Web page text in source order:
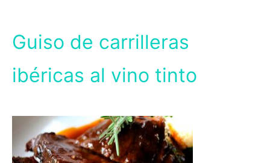
Guiso de carrilleras
ibéricas al vino tinto